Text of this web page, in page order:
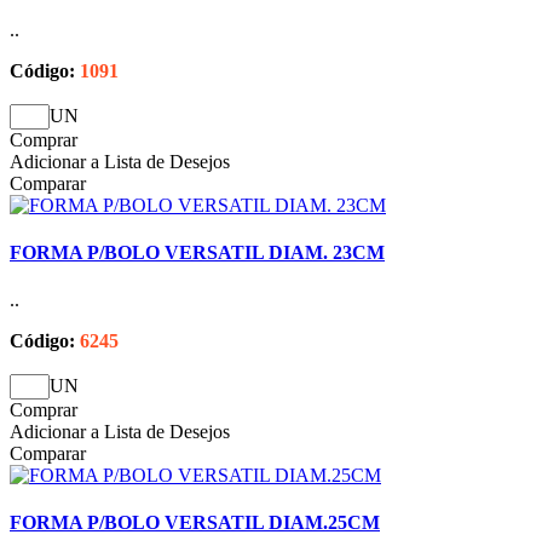
..
Código: 1091
UN
Comprar
Adicionar a Lista de Desejos
Comparar
FORMA P/BOLO VERSATIL DIAM. 23CM
..
Código: 6245
UN
Comprar
Adicionar a Lista de Desejos
Comparar
FORMA P/BOLO VERSATIL DIAM.25CM